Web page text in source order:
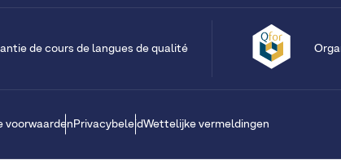
de cours de langues de qualité
voorwaarden PrivacybeleidWettelijke vermeldingen